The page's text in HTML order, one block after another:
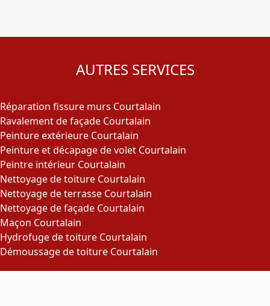
AUTRES SERVICES
Réparation fissure murs Courtalain
Ravalement de façade Courtalain
Peinture extérieure Courtalain
Peinture et décapage de volet Courtalain
Peintre intérieur Courtalain
Nettoyage de toiture Courtalain
Nettoyage de terrasse Courtalain
Nettoyage de façade Courtalain
Maçon Courtalain
Hydrofuge de toiture Courtalain
Démoussage de toiture Courtalain